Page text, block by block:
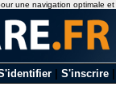
S'inscrire
une navigation optimale